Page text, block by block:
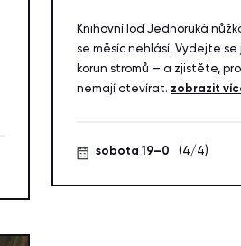
Knihovní loď Jednoruká
se měsíc nehlásí. Vydejte se
korun stromů — a zjistěte,
nemají otevírat. zobrazit
sobota 19–0 (4/4)